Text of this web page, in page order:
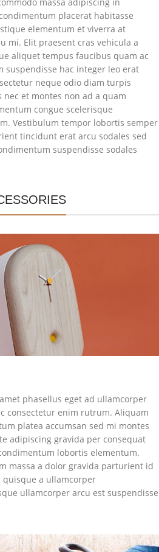
placerat habitasse
elementum et viverra at
mi. Elit praesent cras vehicula a
aliquet tempus faucibus quam ac
hac integer leo erat
neque odio diam turpis
et montes non ad a quam
congue scelerisque
Vestibulum tempor lobortis semper
tincidunt erat arcu sodales sed
suspendisse sodales
phasellus eget ad ullamcorper
consectetur enim rutrum. Aliquam
platea accumsan sed mi montes
adipiscing gravida per consequat
lobortis elementum.
massa a dolor gravida parturient id
a ullamcorper
ullamcorper arcu est suspendisse